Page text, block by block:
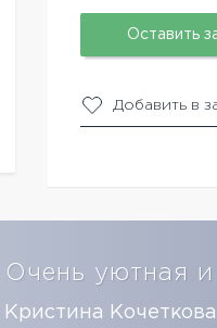
Оставить
Добавить в
уютная и
Кристина Кочеткова